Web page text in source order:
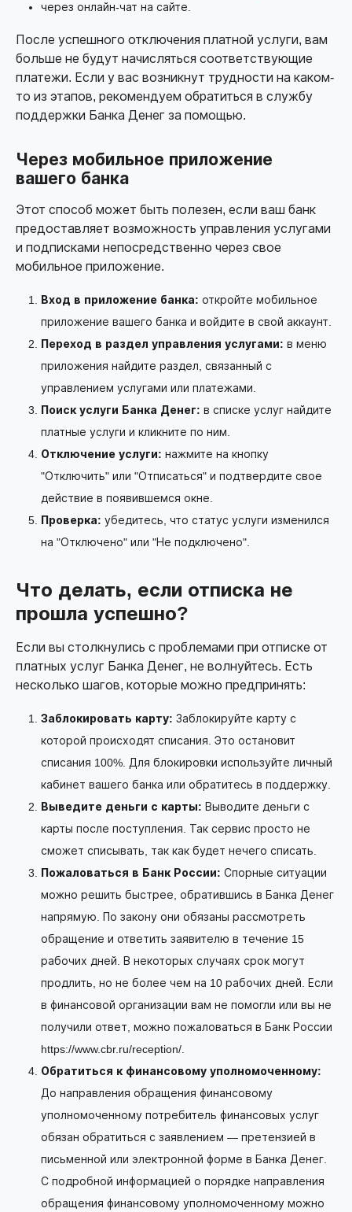
через онлайн-чат на сайте.
После успешного отключения платной услуги, вам
больше не будут начисляться соответствующие
платежи. Если у вас возникнут трудности на каком-
то из этапов, рекомендуем обратиться в службу
поддержки Банка Денег за помощью.
Через мобильное приложение
вашего банка
Этот способ может быть полезен, если ваш банк
предоставляет возможность управления услугами
и подписками непосредственно через свое
мобильное приложение.
Вход в приложение банка: откройте мобильное
приложение вашего банка и войдите в свой аккаунт.
Переход в раздел управления услугами: в меню
приложения найдите раздел, связанный с
управлением услугами или платежами.
Поиск услуги Банка Денег: в списке услуг найдите
платные услуги и кликните по ним.
Отключение услуги: нажмите на кнопку
"Отключить" или "Отписаться" и подтвердите свое
действие в появившемся окне.
Проверка: убедитесь, что статус услуги изменился
на "Отключено" или "Не подключено".
Что делать, если отписка не
прошла успешно?
Если вы столкнулись с проблемами при отписке от
платных услуг Банка Денег, не волнуйтесь. Есть
несколько шагов, которые можно предпринять:
Заблокировать карту: Заблокируйте карту с
которой происходят списания. Это остановит
списания 100%. Для блокировки используйте личный
кабинет вашего банка или обратитесь в поддержку.
Выведите деньги с карты: Выводите деньги с
карты после поступления. Так сервис просто не
сможет списывать, так как будет нечего списать.
Пожаловаться в Банк России: Спорные ситуации
можно решить быстрее, обратившись в Банка Денег
напрямую. По закону они обязаны рассмотреть
обращение и ответить заявителю в течение 15
рабочих дней. В некоторых случаях срок могут
продлить, но не более чем на 10 рабочих дней. Если
в финансовой организации вам не помогли или вы не
получили ответ, можно пожаловаться в Банк России
https://www.cbr.ru/reception/.
Обратиться к финансовому уполномоченному:
До направления обращения финансовому
уполномоченному потребитель финансовых услуг
обязан обратиться с заявлением — претензией в
письменной или электронной форме в Банка Денег.
С подробной информацией о порядке направления
обращения финансовому уполномоченному можно